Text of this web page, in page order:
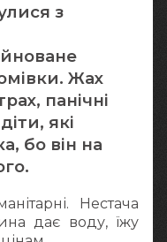
з
Жах
панічні
які
бо він на
Нестача
дає воду, їжу